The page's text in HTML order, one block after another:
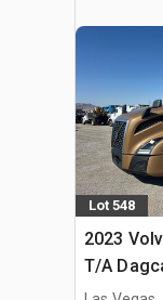
Lot 548
2023
T/A